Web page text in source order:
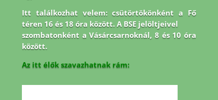
Itt találkozhat velem: csütörtökönként a Fő
téren 16 és 18 óra között. A BSE jelöltjeivel
szombatonként a Vásárcsarnoknál, 8 és 10 óra
között.
Az itt élők szavazhatnak rám: